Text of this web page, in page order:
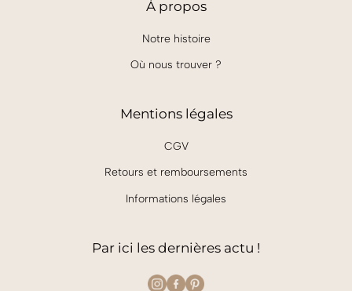
Àpropos
Notre histoire
Où nous trouver ?
Mentions légales
CGV
Retours et remboursements
Informations légales
Par ici les dernières actu !